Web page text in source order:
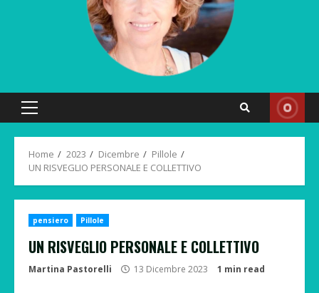
Primary
Home 2023 Dicembre
Pillole
UN RISVEGLIO PERSONALE E COLLETTIVO
pensiero Pillole
UN RISVEGLIO PERSONALE E COLLETTIVO
Martina Pastorelli 13 Dicembre 2023 1 min read